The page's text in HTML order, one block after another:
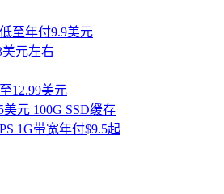
至年付9.9美元
元左右
12.99美元
元 100G SSD缓存
1G带宽年付$9.5起